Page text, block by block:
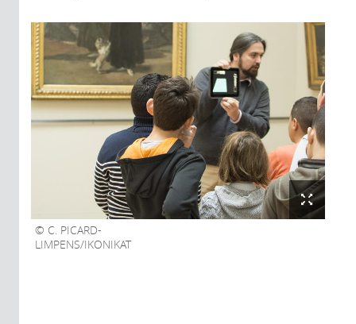
C. PICARD-
LIMPENS/IKONIKAT